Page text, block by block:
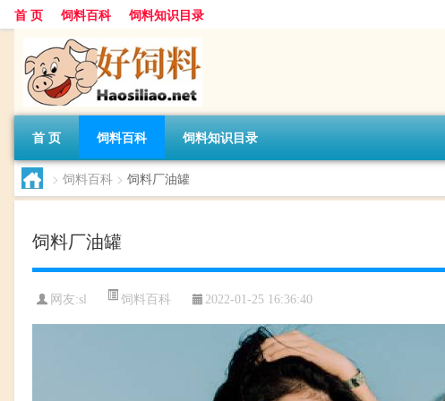
首 页 饲料百科 饲料知识目录
首 页 饲料百科 饲料知识目录
> 饲料百科 > 饲料厂油罐
饲料厂油罐
网友:sl 饲料百科 2022-01-25 16:36:40